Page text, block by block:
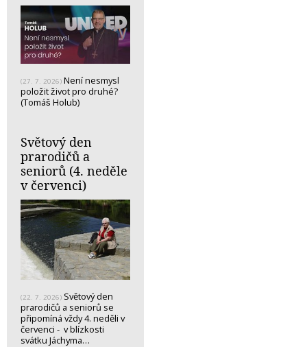
(27. 7. 2026) Není nesmysl
položit život pro druhé?
(Tomáš Holub)
Světový den
prarodičů a
seniorů (4. neděle
v červenci)
(22. 7. 2026) Světový den
prarodičů a seniorů se
připomíná vždy 4. neděli v
červenci - v blízkosti
svátku Jáchyma…